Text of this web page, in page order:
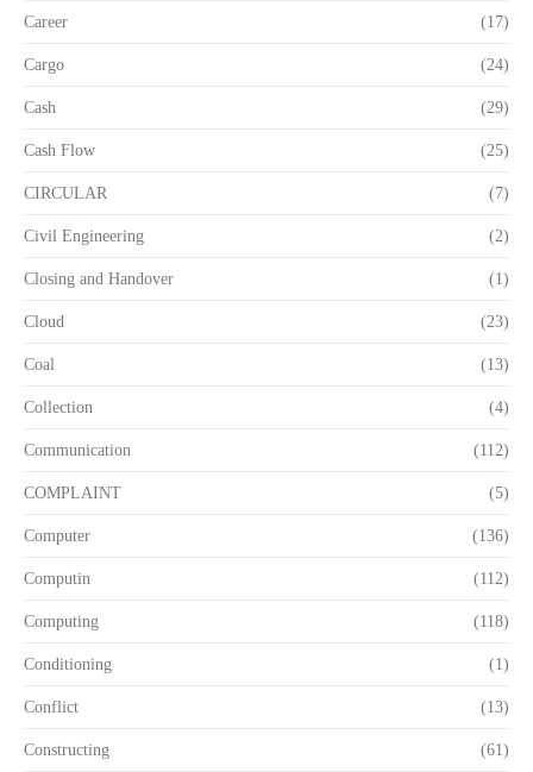
Career (17)
Cargo (24)
Cash (29)
Cash Flow (25)
CIRCULAR (7)
Civil Engineering (2)
Closing and Handover (1)
Cloud (23)
Coal (13)
Collection (4)
Communication (112)
COMPLAINT (5)
Computer (136)
Computin (112)
Computing (118)
Conditioning (1)
Conflict (13)
Constructing (61)